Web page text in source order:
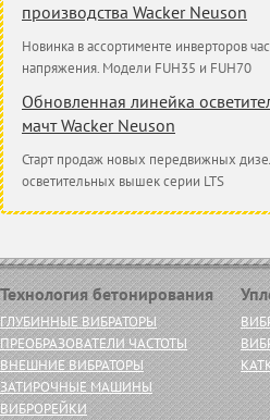
производства Wacker Neuson
Новинка в ассортименте инверторов
напряжения. Модели FUH35 и FUH70
Обновленная линейка
мачт Wacker Neuson
Старт продаж новых передвижных
осветительных вышек серии LTS
Технология бетонирования
ГЛУБИННЫЕ ВИБРАТОРЫ
ПРЕОБРАЗОВАТЕЛИ ЧАСТОТЫ
ВНЕШНИЕ ВИБРАТОРЫ
ЗАТИРОЧНЫЕ МАШИНЫ
ВИБРОРЕЙКИ